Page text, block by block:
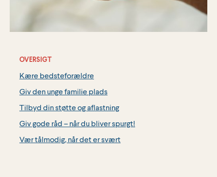
OVERSIGT
Kære bedsteforældre
Giv den unge familie plads
Tilbyd din støtte og aflastning
Giv gode råd – når du bliver spurgt!
Vær tålmodig, når det er svært